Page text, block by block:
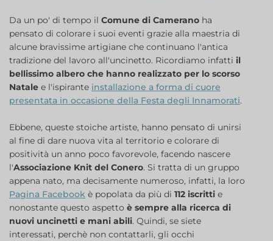
Da un po' di tempo il Comune di Camerano ha
pensato di colorare i suoi eventi grazie alla maestria di
alcune bravissime artigiane che continuano l'antica
tradizione del lavoro all'uncinetto. Ricordiamo infatti il
bellissimo albero che hanno realizzato per lo scorso
Natale e l'ispirante installazione a forma di cuore
presentata in occasione della Festa degli Innamorati.
Ebbene, queste stoiche artiste, hanno pensato di unirsi
al fine di dare nuova vita al territorio e colorare di
positività un anno poco favorevole, facendo nascere
l'Associazione Knit del Conero. Si tratta di un gruppo
appena nato, ma decisamente numeroso, infatti, la loro
Pagina Facebook è popolata da più di 112 iscritti e
nonostante questo aspetto è sempre alla ricerca di
nuovi uncinetti e mani abili. Quindi, se siete
interessati, perchè non contattarli, gli occhi